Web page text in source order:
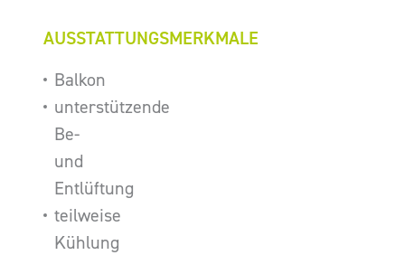
AUSSTATTUNGSMERKMALE
Balkon
unterstützende
Be-
und
Entlüftung
teilweise
Kühlung